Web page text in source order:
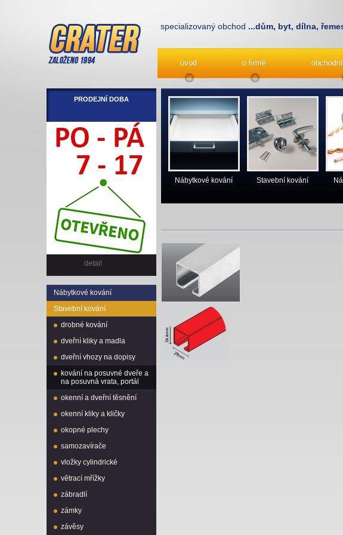
úvod o firmě
specializovaný obchod ...dům, byt, dílna,
PRODEJNÍ DOBA
detail
Nábytkové kování
Stavební kování
drobné kování
dveřní kliky a madla
dveřní vhozy na dopisy
kování na posuvné dveře a
na posuvná vrata, portál
okenní a dveřní těsnění
okenní kliky a kličky
okopné plechy
samozavírače
vložky cylindrické
větrací mřížky
zábradlí
zámky
závěsy
Nábytkové kování Stavební kování